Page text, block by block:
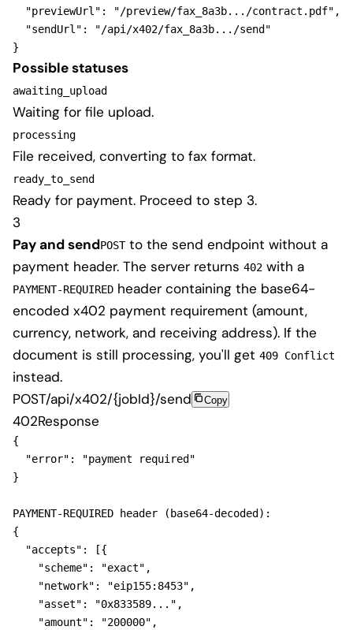
"previewUrl" : "/preview/fax_8a3b.../contract.pdf" ,
"sendUrl" :
"/api/x402/fax_8a3b.../send"
}
Possible statuses
awaiting_upload
Waiting for file upload.
processing
File received, converting to fax format.
ready_to_send
Ready for payment. Proceed to step 3.
3
Pay and sendPOSTto the send endpoint without a
payment header. The server returns 402 with a
PAYMENT-REQUIRED header containing the base64-
encoded x402 payment requirement (amount,
currency, network, and receiving address). If the
document is still processing, you'll get 409 Conflict
instead.
POST/api/x402/{jobId}/send Copy
402Response
{
"error" :
"payment required"
}
{
"accepts" : [{
"scheme" : "exact" ,
"network" : "eip155:8453" ,
"asset" : "0x833589..." ,
"amount" : "200000" ,